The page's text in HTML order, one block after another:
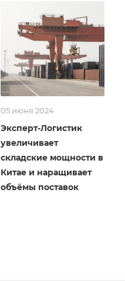
05 июня 2024
Эксперт-Логистик
увеличивает
складские мощности в
Китае и наращивает
объёмы поставок